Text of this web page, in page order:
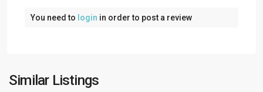
You need to login in order to post a review
Similar Listings
Playa
Riviera
Maya